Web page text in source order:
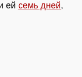
ей семь дней,